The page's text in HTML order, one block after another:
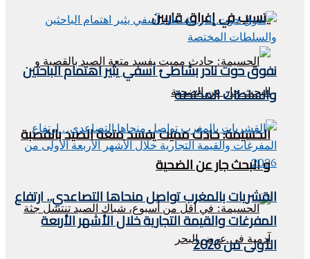
يتسبب في إغراق قاربين
الحسيمة: حادث مميت يفسد متعة الصيد بالقصبة
و البحث جار عن الضحية
نفوق حوت نادر بشاطئ آسفي يثير اهتمام الباحثين
والسلطات المختصة
القشريات بالمغرب تواصل منحاها التصاعدي.. ارتفاع
المفرغات والقيمة التجارية خلال الأشهر الأربعة
الأولى من 2026